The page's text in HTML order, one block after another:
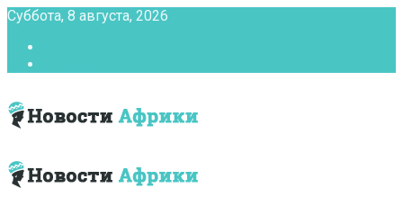
Суббота, 8 августа, 2026